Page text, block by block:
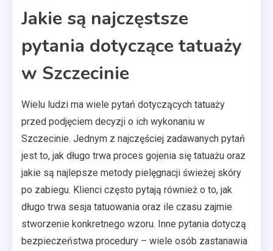
Jakie są najczęstsze
pytania dotyczące tatuaży
w Szczecinie
Wielu ludzi ma wiele pytań dotyczących tatuaży
przed podjęciem decyzji o ich wykonaniu w
Szczecinie. Jednym z najczęściej zadawanych pytań
jest to, jak długo trwa proces gojenia się tatuażu oraz
jakie są najlepsze metody pielęgnacji świeżej skóry
po zabiegu. Klienci często pytają również o to, jak
długo trwa sesja tatuowania oraz ile czasu zajmie
stworzenie konkretnego wzoru. Inne pytania dotyczą
bezpieczeństwa procedury – wiele osób zastanawia